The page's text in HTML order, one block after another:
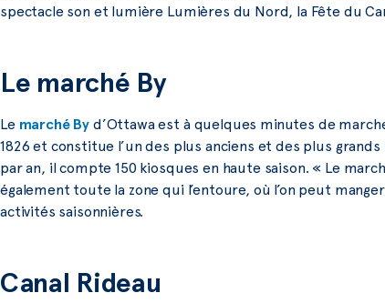
spectacle son et lumière Lumières du Nord, la Fête du
Le marché By
Le marché By d’Ottawa est à quelques minutes de
1826 et constitue l’un des plus anciens et des plus
par an, il compte 150 kiosques en haute saison. « Le
également toute la zone qui l’entoure, où l’on peut
activités saisonnières.
Canal Rideau